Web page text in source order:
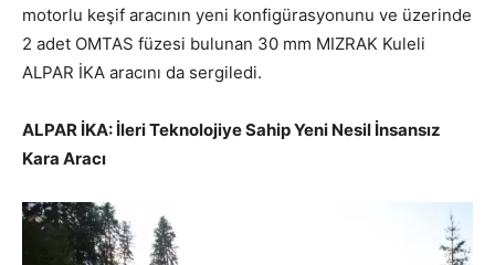
motorlu keşif aracının yeni konfigürasyonunu ve üzerinde
2 adet OMTAS füzesi bulunan 30 mm MIZRAK Kuleli
ALPAR İKA aracını da sergiledi.
ALPAR İKA: İleri Teknolojiye Sahip Yeni Nesil İnsansız
Kara Aracı